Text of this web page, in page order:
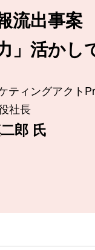
流出事案
」活かし
ティングアクト
社長
郎 氏